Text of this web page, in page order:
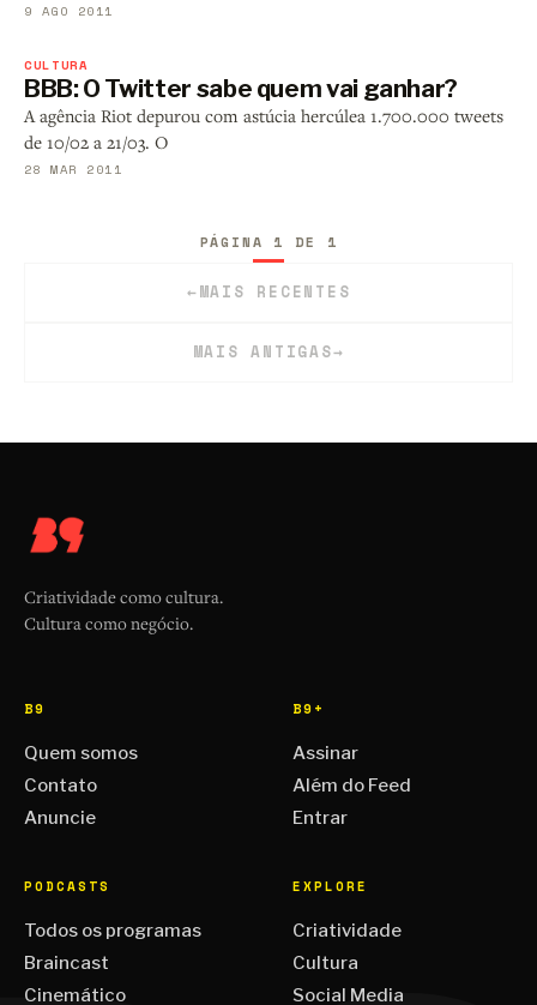
9 AGO 2011
CULTURA
BBB: O Twitter sabe quem vai ganhar?
A agência Riot depurou com astúcia hercúlea 1.700.000 tweets
de 10/02 a 21/03. O
28 MAR 2011
←MAIS RECENTES
PÁGINA 1 DE 1
MAIS ANTIGAS→
Criatividade como cultura.
Cultura como negócio.
B9
Quem somos
Contato
Anuncie
B9+
Assinar
Além do Feed
Entrar
PODCASTS
Todos os programas
Braincast
Cinemático
EXPLORE
Criatividade
Cultura
Social Media